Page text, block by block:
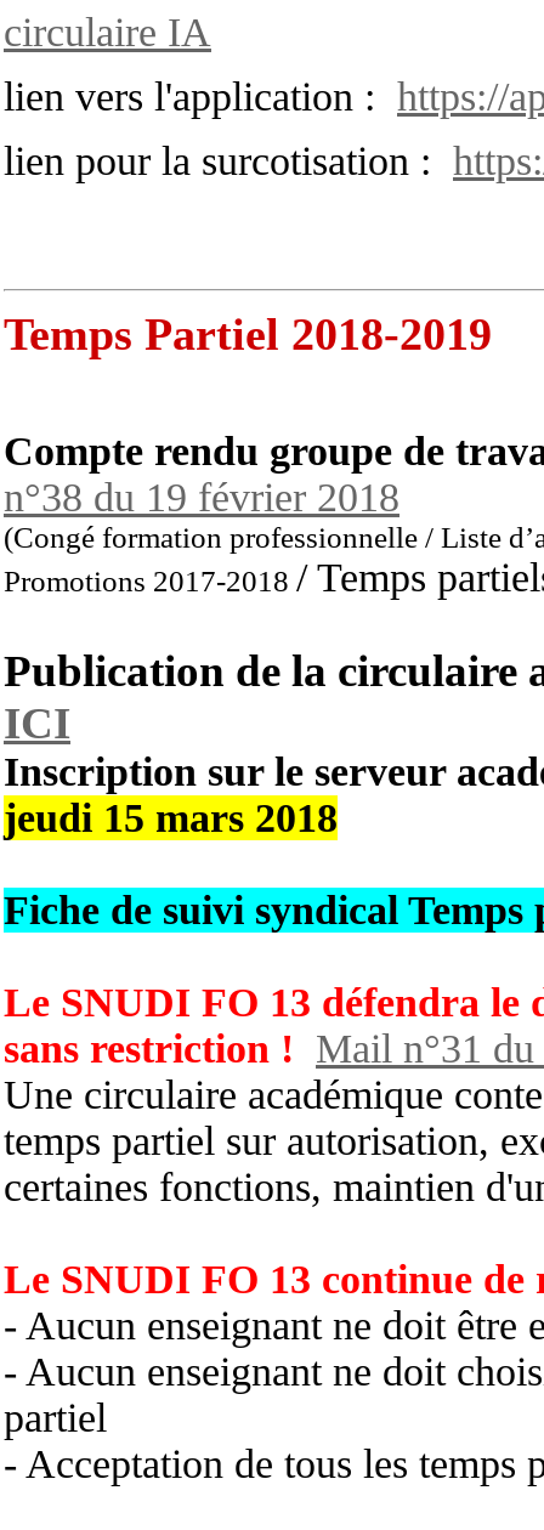
circulaire IA
lien vers l'application : https://
lien pour la surcotisation :
Temps Partiel 2018-2019
Compte rendu groupe de
n°38 du 19 février 2018
(Congé formation professionnelle / Liste
Promotions 2017-2018 / Temps
Publication de la circulaire
ICI
Inscription sur le serveur
jeudi 15 mars 2018
Fiche de suivi syndical Temps
Le SNUDI FO 13 défendra le
sans restriction ! Mail n°31
Une circulaire académique
temps partiel sur autorisation,
certaines fonctions, maintien
Le SNUDI FO 13 continue de
- Aucun enseignant ne doit être
- Aucun enseignant ne doit
partiel
- Acceptation de tous les temps